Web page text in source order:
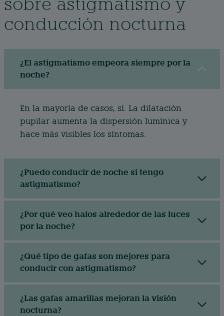
conducción nocturna
¿El astigmatismo empeora siempre por la
noche?
En la mayoría de casos, sí. La dilatación
pupilar aumenta la dispersión lumínica y
hace más visibles los síntomas.
¿Puedo conducir de noche si tengo
astigmatismo?
¿Por qué veo halos alrededor de las luces
por la noche?
¿Qué tipo de gafas son mejores para
conducir con astigmatismo?
¿Las gafas amarillas mejoran la visión
nocturna?